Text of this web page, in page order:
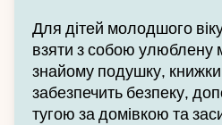
Для дітей молодшого
взяти з собою улюблену
знайому подушку, книжки
забезпечить безпеку,
тугою за домівкою та